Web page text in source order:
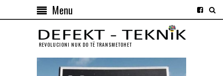
Menu
REVOLUCIONI NUK DO TЁ TRANSMETOHET